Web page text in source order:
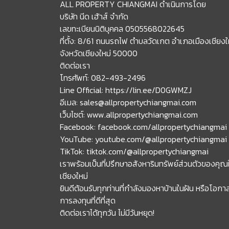
ALL PROPERTY CHIANGMAI ดำเนินการโดย
บริษัท นีด เฮ้าส์ จำกัด
เลขทะเบียนนิติบุคคล 0505568022645
ที่ตั้ง: 8/61 ถนนรถไฟ ตำบลวัดเกต อำเภอเมืองเชียง
จังหวัดเชียงใหม่ 50000
ติดต่อเรา
โทรศัพท์: 082-493-2496
Line Official: https://lin.ee/D0GWMZJ
อีเมล: sales@allpropertychiangmai.com
เว็บไซต์: www.allpropertychiangmai.com
Facebook: facebook.com/allpropertychiangmai
YouTube: youtube.com/@allpropertychiangmai
TikTok: tiktok.com/@allpropertychiangmai
เราพร้อมเป็นที่ปรึกษาอสังหาริมทรัพย์ส่วนตัวของคุณ
เชียงใหม่
ยินดีต้อนรับทุกท่านที่กำลังมองหาบ้านในฝัน หรือโอกา
การลงทุนที่ดีที่สุด
ติดต่อเราได้ทุกวัน ไม่มีวันหยุด!